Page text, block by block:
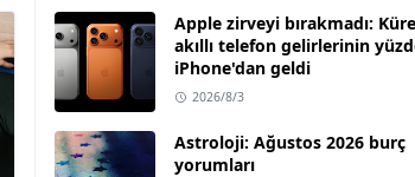
Apple zirveyi bırakmadı:
akıllı telefon gelirlerinin
iPhone'dan geldi
2026/8/3
Astroloji: Ağustos 2026 burç
yorumları